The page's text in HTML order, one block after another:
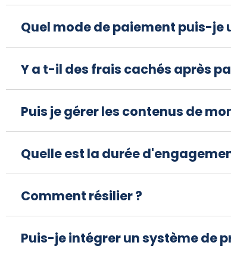
Quel mode de paiement puis-je
Y a t-il des frais cachés après
Puis je gérer les contenus de
Quelle est la durée
Comment résilier ?
Puis-je intégrer un système de